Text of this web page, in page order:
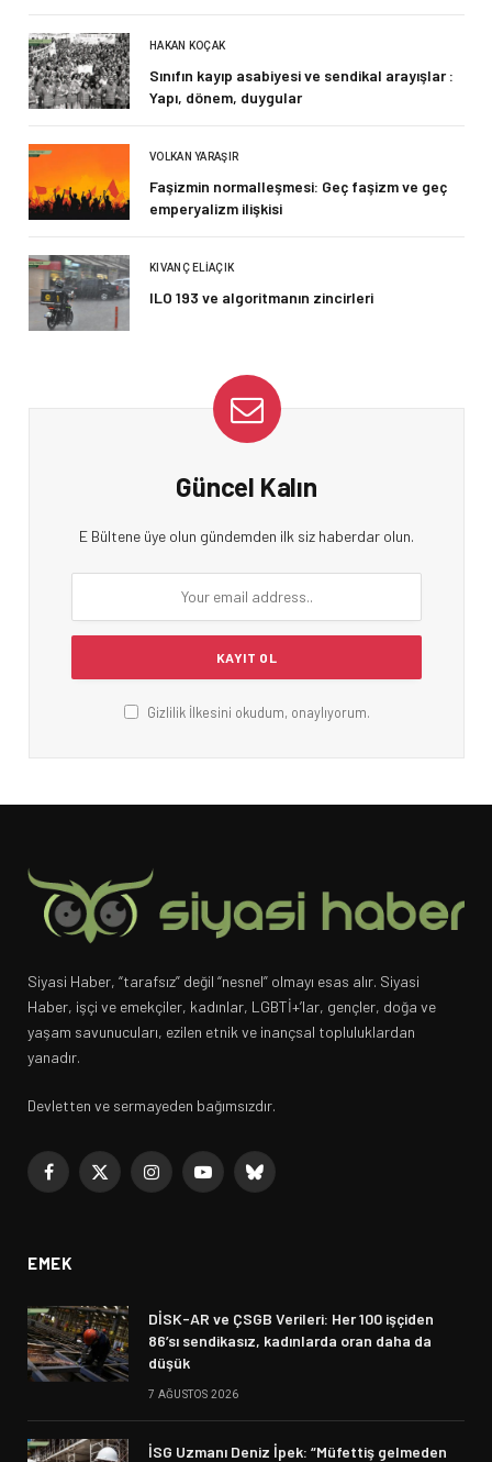
HAKAN KOÇAK
Sınıfın kayıp asabiyesi ve sendikal arayışlar :
Yapı, dönem, duygular
VOLKAN YARAŞIR
Faşizmin normalleşmesi: Geç faşizm ve geç
emperyalizm ilişkisi
KIVANÇ ELIAÇIK
ILO 193 ve algoritmanın zincirleri
Güncel Kalın
E Bültene üye olun gündemden ilk siz haberdar olun.
Gizlilik İlkesini okudum, onaylıyorum.
Siyasi Haber, “tarafsız” değil “nesnel” olmayı esas alır. Siyasi
Haber, işçi ve emekçiler, kadınlar, LGBTİ+’lar, gençler, doğa ve
yaşam savunucuları, ezilen etnik ve inançsal topluluklardan
yanadır.
Devletten ve sermayeden bağımsızdır.
Facebook
X
InstagramYouTubeBluesky
EMEK
DİSK-AR ve ÇSGB Verileri: Her 100 işçiden
86’sı sendikasız, kadınlarda oran daha da
düşük
7 AĞUSTOS 2026
İSG Uzmanı Deniz İpek: “Müfettiş gelmeden